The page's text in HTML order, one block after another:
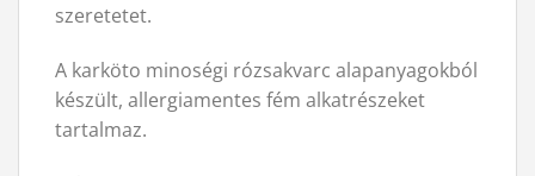
szeretetet.
A karköto minoségi rózsakvarc alapanyagokból
készült, allergiamentes fém alkatrészeket
tartalmaz.